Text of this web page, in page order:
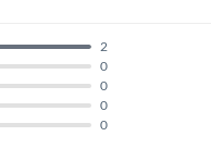
0
0
0
0
2